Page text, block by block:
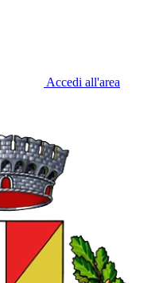
Accedi all'area